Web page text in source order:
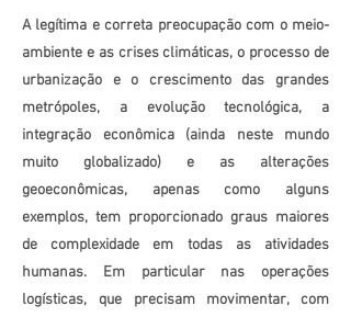
A legítima e correta preocupação com o meio-
ambiente e as crises climáticas, o processo de
urbanização e o crescimento das grandes
metrópoles, a evolução tecnológica, a
integração econômica (ainda neste mundo
muito globalizado) e as alterações
geoeconômicas, apenas como alguns
exemplos, tem proporcionado graus maiores
de complexidade em todas as atividades
humanas. Em particular nas operações
logísticas, que precisam movimentar, com